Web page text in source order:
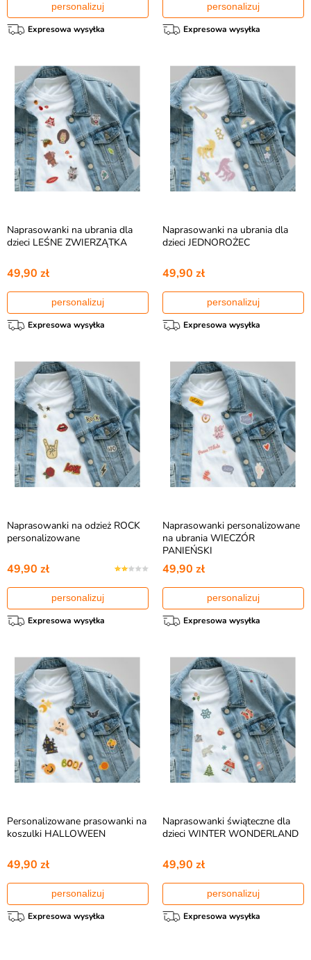
personalizuj
Expresowa wysyłka
personalizuj
Expresowa wysyłka
Naprasowanki na ubrania dla
dzieci LEŚNE ZWIERZĄTKA
49,90 zł
personalizuj
Expresowa wysyłka
Naprasowanki na ubrania dla
dzieci JEDNOROŻEC
49,90 zł
personalizuj
Expresowa wysyłka
Naprasowanki na odzież ROCK
personalizowane
49,90 zł
personalizuj
Expresowa wysyłka
Naprasowanki personalizowane
na ubrania WIECZÓR
PANIEŃSKI
49,90 zł
personalizuj
Expresowa wysyłka
Personalizowane prasowanki na
koszulki HALLOWEEN
49,90 zł
personalizuj
Expresowa wysyłka
Naprasowanki świąteczne dla
dzieci WINTER WONDERLAND
49,90 zł
personalizuj
Expresowa wysyłka